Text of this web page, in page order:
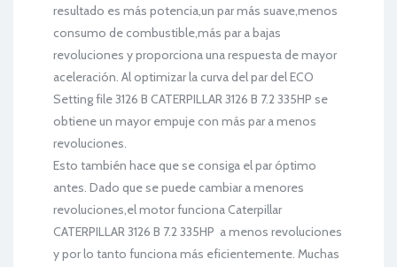
resultado es más potencia,un par más suave,menos
consumo de combustible,más par a bajas
revoluciones y proporciona una respuesta de mayor
aceleración. Al optimizar la curva del par del ECO
Setting file 3126 B CATERPILLAR 3126 B 7.2 335HP se
obtiene un mayor empuje con más par a menos
revoluciones.
Esto también hace que se consiga el par óptimo
antes. Dado que se puede cambiar a menores
revoluciones,el motor funciona Caterpillar
CATERPILLAR 3126 B 7.2 335HP a menos revoluciones
y por lo tanto funciona más eficientemente. Muchas